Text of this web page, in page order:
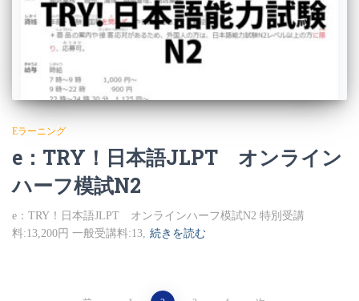
Eラーニング
e：TRY！日本語JLPT オンライン
ハーフ模試N2
e：TRY！日本語JLPT オンラインハーフ模試N2 特別受講
料:13,200円 一般受講料:13, 続きを読む